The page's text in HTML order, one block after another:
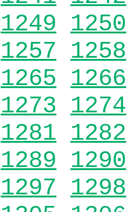
1249 1250
1257 1258
1265 1266
1273 1274
1281 1282
1289 1290
1297 1298